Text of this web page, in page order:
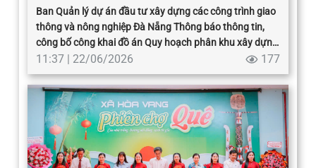
Ban Quản lý dự án đầu tư xây dựng các công trình giao
thông và nông nghiệp Đà Nẵng Thông báo thông tin,
công bố công khai đồ án Quy hoạch phân khu xây dựng
Khu du lịch Khu vực hồ Đồng Nghệ thuộc phân khu sinh
thái phía Tây, TL 1/2000.
11:37 | 22/06/2026 177